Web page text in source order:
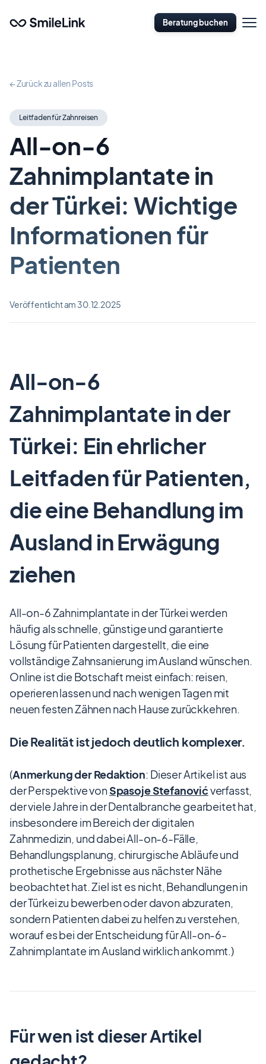
Hauptinhalt
Beratung buchen
öffnen
← Zurück zu allen Posts
Leitfaden für Zahnreisen
All-on-6
Zahnimplantate in
der Türkei: Wichtige
Informationen für
Patienten
Veröffentlicht am 30.12.2025
All-on-6
Zahnimplantate in der
Türkei: Ein ehrlicher
Leitfaden für Patienten,
die eine Behandlung im
Ausland in Erwägung
ziehen
All-on-6 Zahnimplantate in der Türkei werden
häufig als schnelle, günstige und garantierte
Lösung für Patienten dargestellt, die eine
vollständige Zahnsanierung im Ausland wünschen.
Online ist die Botschaft meist einfach: reisen,
operieren lassen und nach wenigen Tagen mit
neuen festen Zähnen nach Hause zurückkehren.
Die Realität ist jedoch deutlich komplexer.
(Anmerkung der Redaktion: Dieser Artikel ist aus
der Perspektive vonSpasoje Stefanovićverfasst,
der viele Jahre in der Dentalbranche gearbeitet hat,
insbesondere im Bereich der digitalen
Zahnmedizin, und dabei All-on-6-Fälle,
Behandlungsplanung, chirurgische Abläufe und
prothetische Ergebnisse aus nächster Nähe
beobachtet hat. Ziel ist es nicht, Behandlungen in
der Türkei zu bewerben oder davon abzuraten,
sondern Patienten dabei zu helfen zu verstehen,
worauf es bei der Entscheidung für All-on-6-
Zahnimplantate im Ausland wirklich ankommt.)
Für wen ist dieser Artikel